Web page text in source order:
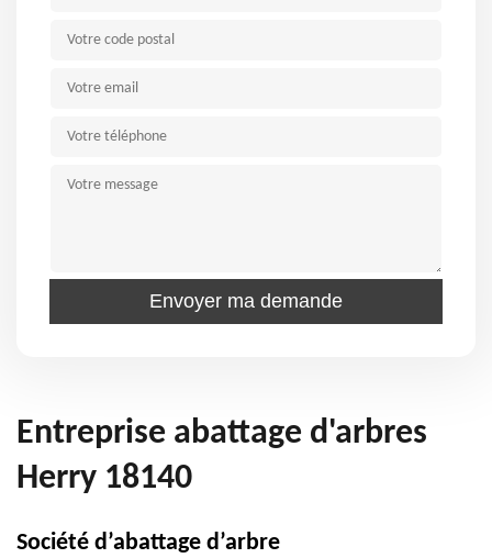
Entreprise abattage d'arbres
Herry 18140
Société d’abattage d’arbre